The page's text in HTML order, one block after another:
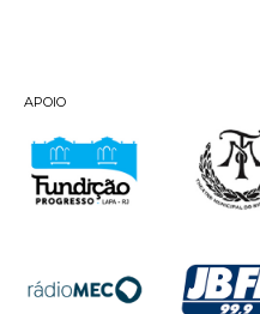
APOIO